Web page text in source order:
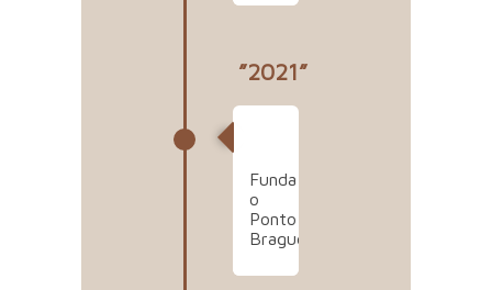
”2021”
Funda
o
Ponto
Braguez.